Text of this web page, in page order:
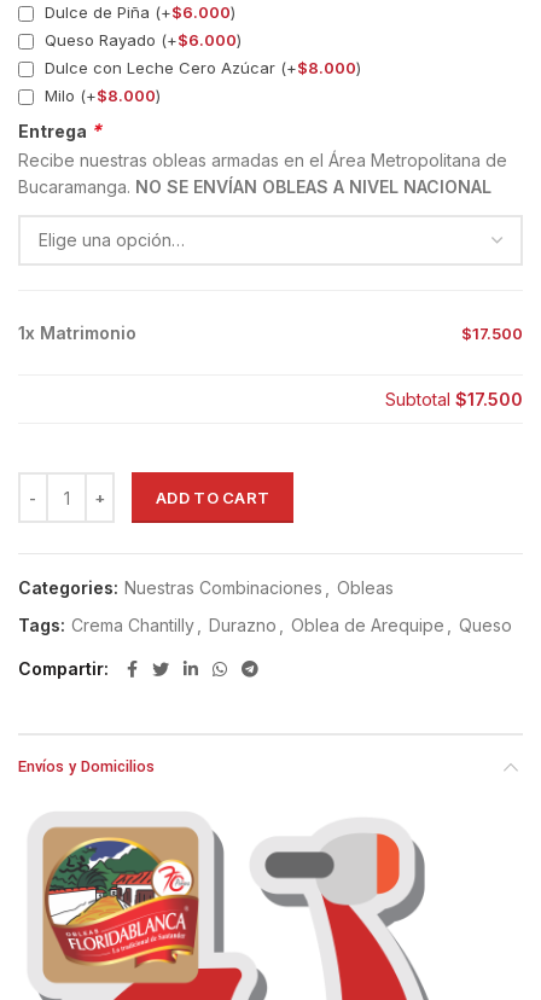
Dulce de Piña (+$6.000)
Queso Rayado (+$6.000)
Dulce con Leche Cero Azúcar (+$8.000)
Milo (+$8.000)
Entrega *
Recibe nuestras obleas armadas en el Área Metropolitana de
Bucaramanga. NO SE ENVÍAN OBLEAS A NIVEL NACIONAL
1x Matrimonio $17.500
Subtotal $17.500
ADD TO CART
Categories: Nuestras Combinaciones
Obleas
Tags: Crema Chantilly Durazno Oblea de Arequipe Queso
Compartir
Envíos y Domicilios